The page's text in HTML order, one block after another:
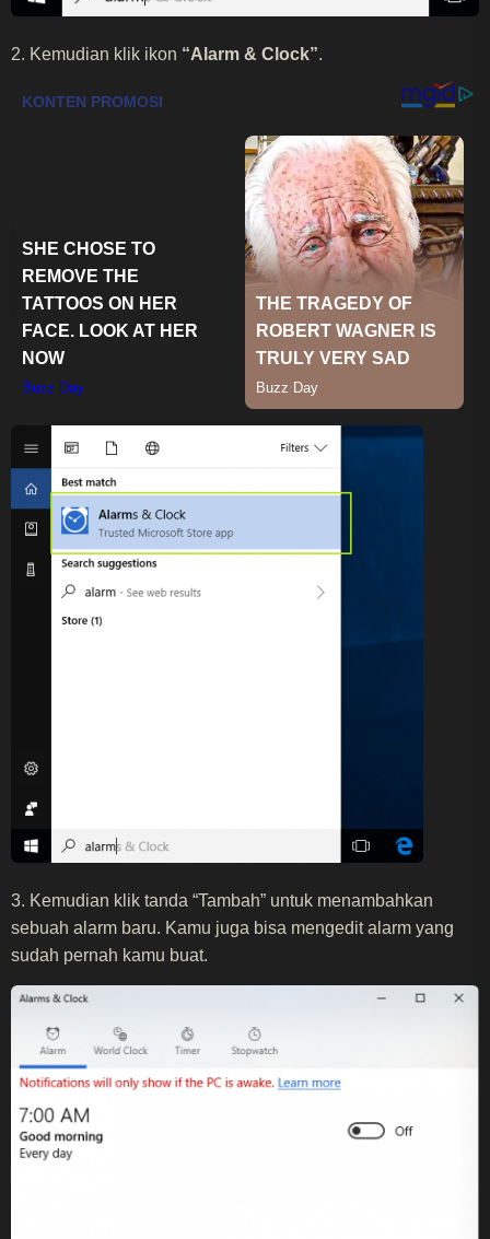
2. Kemudian klik ikon “Alarm & Clock”.
3. Kemudian klik tanda “Tambah” untuk menambahkan
sebuah alarm baru. Kamu juga bisa mengedit alarm yang
sudah pernah kamu buat.